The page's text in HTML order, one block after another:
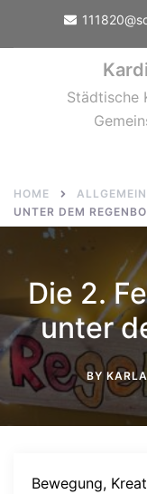
Städtische
HOME
UNTER DEM
Die 2.
unter
BY
Bewegung,